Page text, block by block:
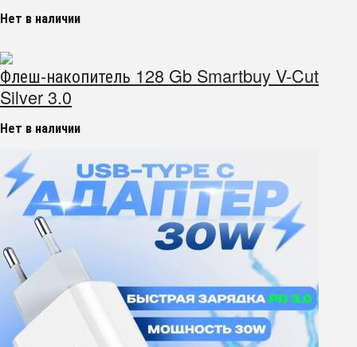
Нет в наличии
Флеш-накопитель 128 Gb Smartbuy V-Cut
Silver 3.0
Нет в наличии